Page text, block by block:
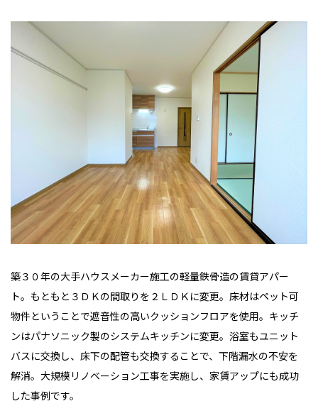
個人情報の取扱いについて｜カスタマーハラスメント基本⽅針
賃貸管理の無料相談
採用情報
築３０年の大手ハウスメーカー施工の軽量鉄骨造の賃貸アパー
ト。もともと３ＤＫの間取りを２ＬＤＫに変更。床材はペット可
物件ということで遮音性の高いクッションフロアを使用。キッチ
ンはパナソニック製のシステムキッチンに変更。浴室もユニット
バスに交換し、床下の配管も交換することで、下階漏水の不安を
解消。大規模リノベーション工事を実施し、家賃アップにも成功
した事例です。